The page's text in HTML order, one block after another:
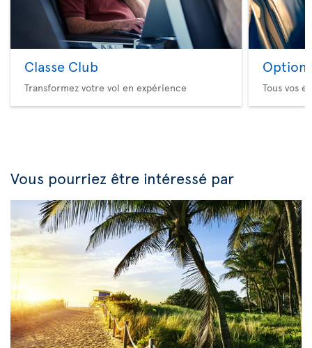
Classe Club
Transformez votre vol en expérience
Option
Tous vos
Vous pourriez être intéressé par